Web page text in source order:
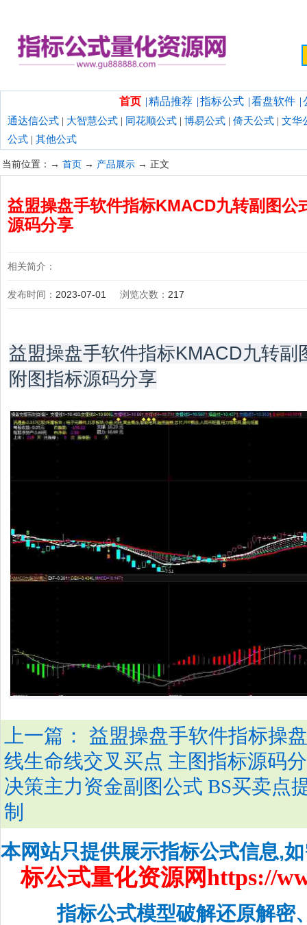
首页 | 精品推荐 | 指标公式 | 看盘软件 |
通达信公式 | 大智慧公式 | 同花顺公式 | 博易公式 | 倚天公式 | 文华
公式 | 其他公式
当前位置：→ 首页 → 产品展示 → 正文
益盟操盘手软件指标KMACD九转副图
源码分享
相关简介：
发布时间： 2023-07-01 浏览次数： 217
益盟操盘手软件指标KMACD九转
附图指标源码分享
上一篇： 益盟操盘手软件指标操
线生命线交叉买点 主图指标源码
决策主力资金副图公式 BS买卖点
制
本网站只提供展示指标公式信息,
标公式量化资源网https://
指标公式模型破解还原解密